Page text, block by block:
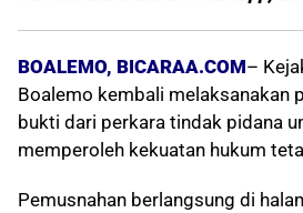
BOALEMO, BICARAA.COM–
Boalemo kembali melaksanakan
bukti dari perkara tindak pidana
memperoleh kekuatan hukum
Pemusnahan berlangsung di